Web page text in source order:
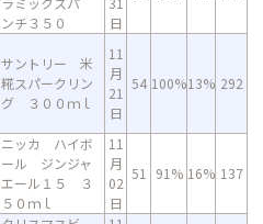
ンチ３５０
日
サントリー 米
糀スパークリン
グ ３００ｍｌ
11
月
21
日
54 100%13% 292
ニッカ ハイボ
ール ジンジャ
エール１５ ３
５０ｍｌ
11
月
02
日
51 91% 16% 137